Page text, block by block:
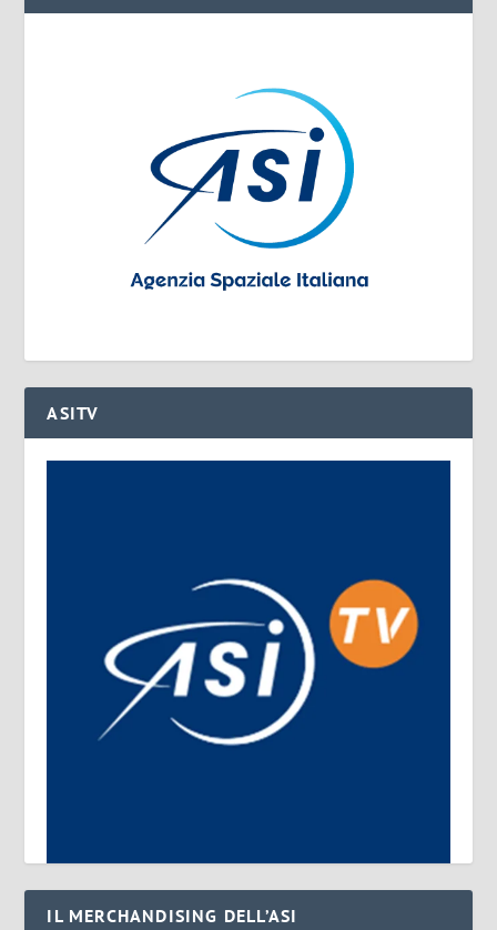
ASITV
IL MERCHANDISING DELL’ASI